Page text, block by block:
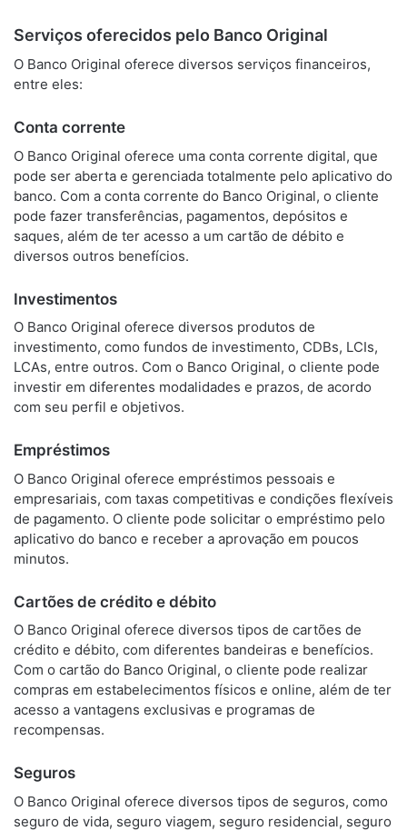
Serviços oferecidos pelo Banco Original
O Banco Original oferece diversos serviços financeiros,
entre eles:
Conta corrente
O Banco Original oferece uma conta corrente digital, que
pode ser aberta e gerenciada totalmente pelo aplicativo do
banco. Com a conta corrente do Banco Original, o cliente
pode fazer transferências, pagamentos, depósitos e
saques, além de ter acesso a um cartão de débito e
diversos outros benefícios.
Investimentos
O Banco Original oferece diversos produtos de
investimento, como fundos de investimento, CDBs, LCIs,
LCAs, entre outros. Com o Banco Original, o cliente pode
investir em diferentes modalidades e prazos, de acordo
com seu perfil e objetivos.
Empréstimos
O Banco Original oferece empréstimos pessoais e
empresariais, com taxas competitivas e condições flexíveis
de pagamento. O cliente pode solicitar o empréstimo pelo
aplicativo do banco e receber a aprovação em poucos
minutos.
Cartões de crédito e débito
O Banco Original oferece diversos tipos de cartões de
crédito e débito, com diferentes bandeiras e benefícios.
Com o cartão do Banco Original, o cliente pode realizar
compras em estabelecimentos físicos e online, além de ter
acesso a vantagens exclusivas e programas de
recompensas.
Seguros
O Banco Original oferece diversos tipos de seguros, como
seguro de vida, seguro viagem, seguro residencial, seguro